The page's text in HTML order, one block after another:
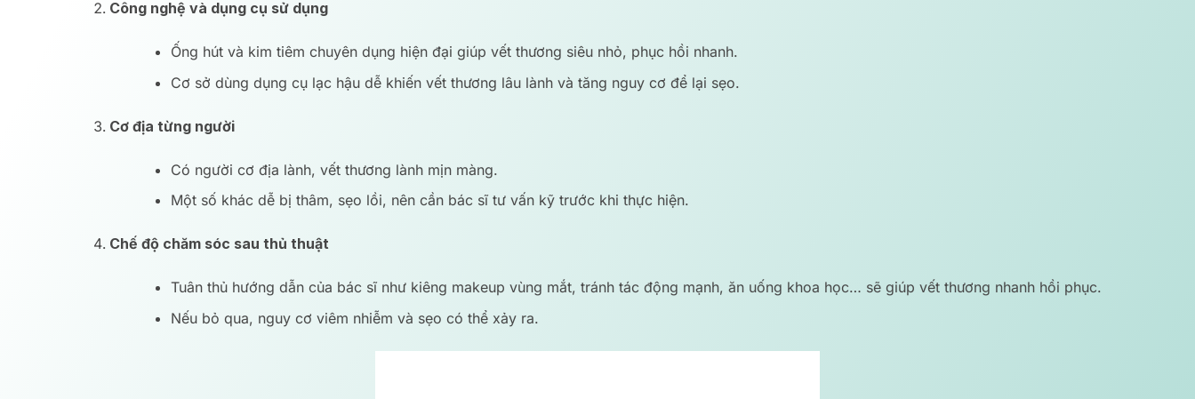
Công nghệ và dụng cụ sử dụng
Ống hút và kim tiêm chuyên dụng hiện đại giúp vết thương siêu nhỏ, phục hồi nhanh.
Cơ sở dùng dụng cụ lạc hậu dễ khiến vết thương lâu lành và tăng nguy cơ để lại sẹo.
Cơ địa từng người
Có người cơ địa lành, vết thương lành mịn màng.
Một số khác dễ bị thâm, sẹo lồi, nên cần bác sĩ tư vấn kỹ trước khi thực hiện.
Chế độ chăm sóc sau thủ thuật
Tuân thủ hướng dẫn của bác sĩ như kiêng makeup vùng mắt, tránh tác động mạnh, ăn uống khoa học… sẽ giúp vết thương nhanh hồi phục.
Nếu bỏ qua, nguy cơ viêm nhiễm và sẹo có thể xảy ra.